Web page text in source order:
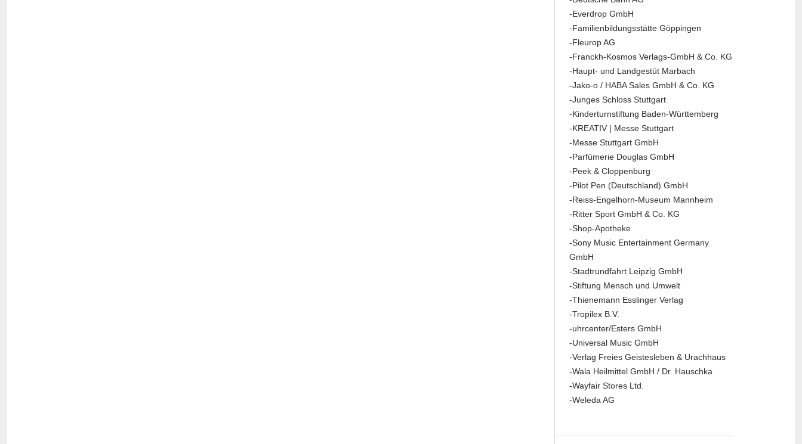
-Everdrop GmbH
-Familienbildungsstätte Göppingen
-Fleurop AG
-Franckh-Kosmos Verlags-GmbH & Co. KG
-Haupt- und Landgestüt Marbach
-Jako-o / HABA Sales GmbH & Co. KG
-Junges Schloss Stuttgart
-Kinderturnstiftung Baden-Württemberg
-KREATIV | Messe Stuttgart
-Messe Stuttgart GmbH
-Parfümerie Douglas GmbH
-Peek & Cloppenburg
-Pilot Pen (Deutschland) GmbH
-Reiss-Engelhorn-Museum Mannheim
-Ritter Sport GmbH & Co. KG
-Shop-Apotheke
-Sony Music Entertainment Germany
GmbH
-Stadtrundfahrt Leipzig GmbH
-Stiftung Mensch und Umwelt
-Thienemann Esslinger Verlag
-Tropilex B.V.
-uhrcenter/Esters GmbH
-Universal Music GmbH
-Verlag Freies Geistesleben & Urachhaus
-Wala Heilmittel GmbH / Dr. Hauschka
-Wayfair Stores Ltd.
-Weleda AG